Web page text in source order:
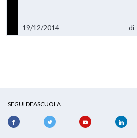
19/12/2014 di
SEGUI DEASCUOLA